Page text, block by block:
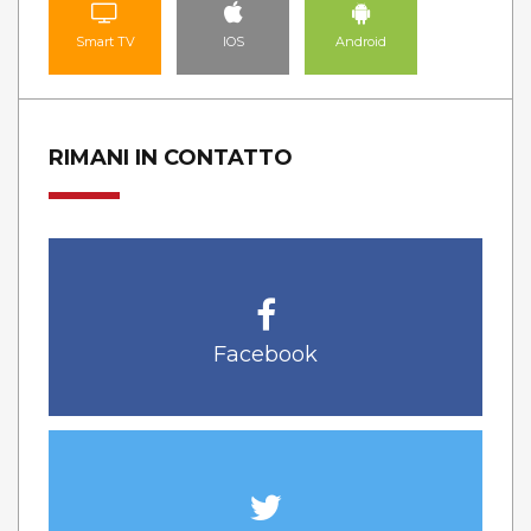
Smart TV IOS Android
RIMANI IN CONTATTO
Facebook